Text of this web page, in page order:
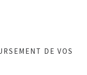
DE VOS